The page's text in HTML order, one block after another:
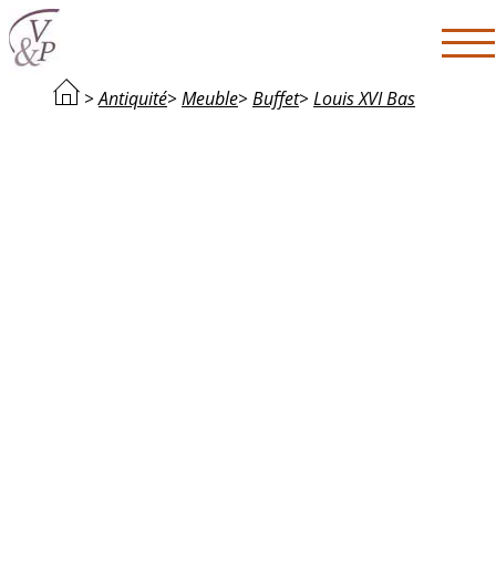
>Antiquité> Meuble> Buffet> Louis XVI Bas